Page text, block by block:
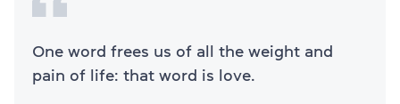
One word frees us of all the weight and
pain of life: that word is love.